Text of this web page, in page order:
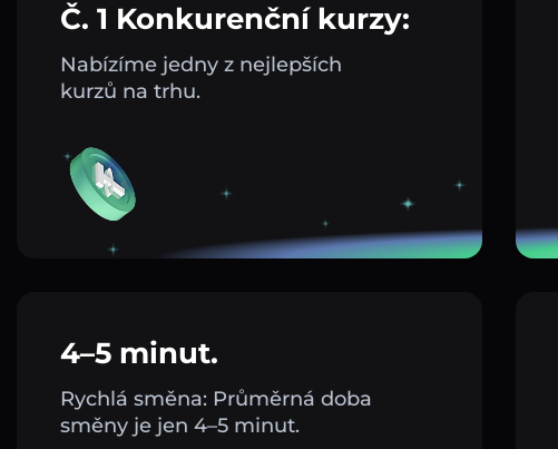
Č. 1 Konkurenční kurzy:
Nabízíme jedny z nejlepších
kurzů na trhu.
4–5 minut.
Rychlá směna: Průměrná doba
směny je jen 4–5 minut.